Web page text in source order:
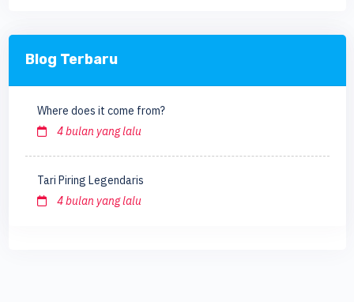
Blog Terbaru
Where does it come from?
4 bulan yang lalu
Tari Piring Legendaris
4 bulan yang lalu